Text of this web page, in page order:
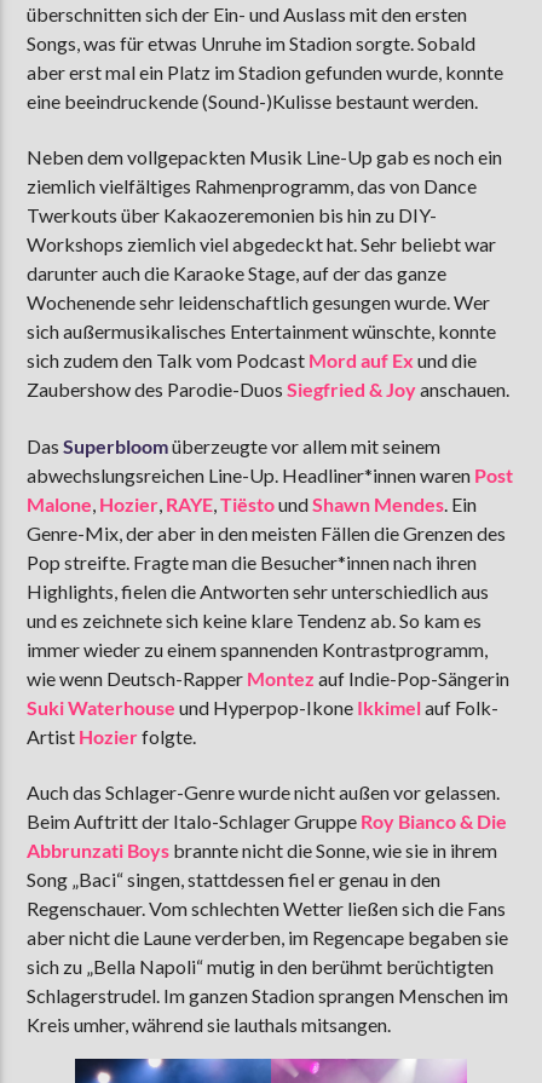
überschnitten sich der Ein- und Auslass mit den ersten
Songs, was für etwas Unruhe im Stadion sorgte. Sobald
aber erst mal ein Platz im Stadion gefunden wurde, konnte
eine beeindruckende (Sound-)Kulisse bestaunt werden.
Neben dem vollgepackten Musik Line-Up gab es noch ein
ziemlich vielfältiges Rahmenprogramm, das von Dance
Twerkouts über Kakaozeremonien bis hin zu DIY-
Workshops ziemlich viel abgedeckt hat. Sehr beliebt war
darunter auch die Karaoke Stage, auf der das ganze
Wochenende sehr leidenschaftlich gesungen wurde. Wer
sich außermusikalisches Entertainment wünschte, konnte
sich zudem den Talk vom Podcast Mord auf Exund die
Zaubershow des Parodie-DuosSiegfried & Joyanschauen.
DasSuperbloomüberzeugte vor allem mit seinem
abwechslungsreichen Line-Up. Headliner*innen waren Post
Malone Hozier RAYE ,TiëstoundShawn Mendes . Ein
Genre-Mix, der aber in den meisten Fällen die Grenzen des
Pop streifte. Fragte man die Besucher*innen nach ihren
Highlights, fielen die Antworten sehr unterschiedlich aus
und es zeichnete sich keine klare Tendenz ab. So kam es
immer wieder zu einem spannenden Kontrastprogramm,
wie wenn Deutsch-Rapper Montez auf Indie-Pop-Sängerin
Suki Waterhouse und Hyperpop-Ikone Ikkimelauf Folk-
Artist Hozierfolgte.
Auch das Schlager-Genre wurde nicht außen vor gelassen.
Beim Auftritt der Italo-Schlager Gruppe Roy Bianco & Die
Abbrunzati Boys brannte nicht die Sonne, wie sie in ihrem
Song „Baci“ singen, stattdessen fiel er genau in den
Regenschauer. Vom schlechten Wetter ließen sich die Fans
aber nicht die Laune verderben, im Regencape begaben sie
sich zu „Bella Napoli“ mutig in den berühmt berüchtigten
Schlagerstrudel. Im ganzen Stadion sprangen Menschen im
Kreis umher, während sie lauthals mitsangen.